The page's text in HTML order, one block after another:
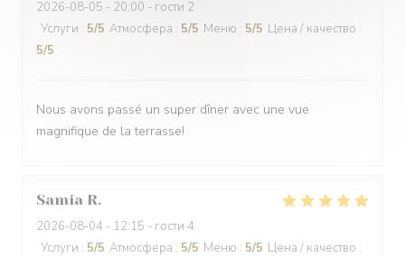
2026-08-05 - 20:00 - гости 2
Услуги : 5/5 Атмосфера : 5/5 Меню : 5/5 Цена / качество :
5/5
Nous avons passé un super dîner avec une vue
magnifique de la terrasse!
Samia R
2026-08-04 - 12:15 - гости 4
Услуги : 5/5 Атмосфера : 5/5 Меню : 5/5 Цена / качество :